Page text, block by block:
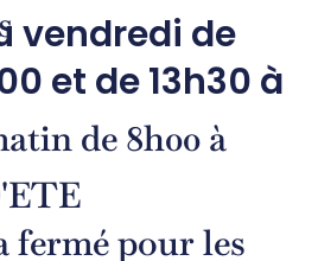
vendredi de
et de 13h30 à
de 8h00 à
fermé pour les